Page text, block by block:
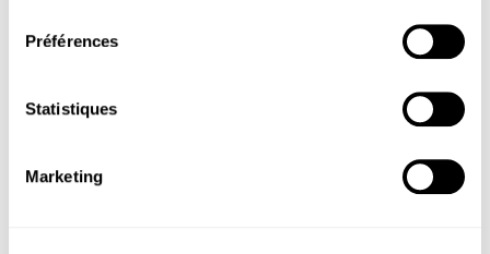
Préférences
Statistiques
Marketing